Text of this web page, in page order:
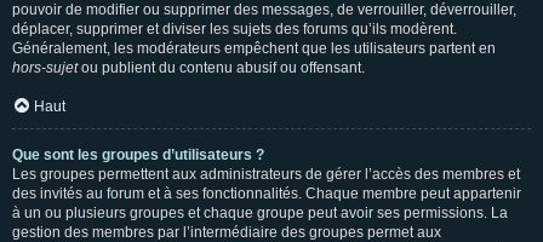
pouvoir de modifier ou supprimer des messages, de verrouiller, déverrouiller,
déplacer, supprimer et diviser les sujets des forums qu’ils modèrent.
Généralement, les modérateurs empêchent que les utilisateurs partent en
hors-sujetou publient du contenu abusif ou offensant.
Haut
Que sont les groupes d’utilisateurs ?
Les groupes permettent aux administrateurs de gérer l’accès des membres et
des invités au forum et à ses fonctionnalités. Chaque membre peut appartenir
à un ou plusieurs groupes et chaque groupe peut avoir ses permissions. La
gestion des membres par l’intermédiaire des groupes permet aux